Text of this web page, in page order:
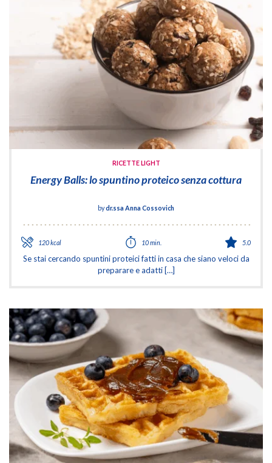
RICETTE LIGHT
Energy Balls: lo spuntino proteico senza cottura
bydr.ssa Anna Cossovich
120 kcal 10 min. 5.0
Se stai cercando spuntini proteici fatti in casa che siano veloci da
preparare e adatti […]